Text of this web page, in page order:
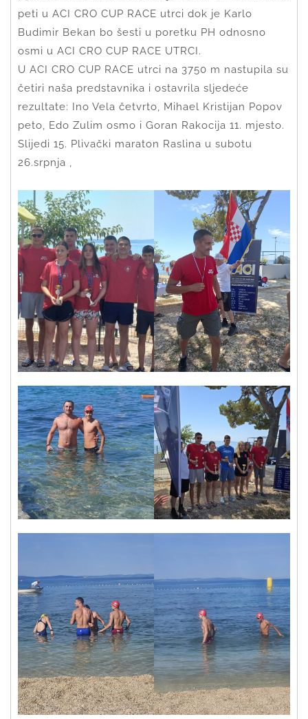
peti u ACI CRO CUP RACE utrci dok je Karlo
Budimir Bekan bo šesti u poretku PH odnosno
osmi u ACI CRO CUP RACE UTRCI.
U ACI CRO CUP RACE utrci na 3750 m nastupila su
četiri naša predstavnika i ostavrila sljedeće
rezultate: Ino Vela četvrto, Mihael Kristijan Popov
peto, Edo Zulim osmo i Goran Rakocija 11. mjesto.
Slijedi 15. Plivački maraton Raslina u subotu
26.srpnja ,